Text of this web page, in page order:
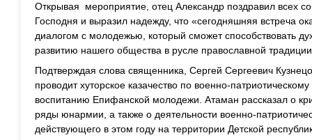
Открывая мероприятие, отец Александр поздравил всех
Господня и выразил надежду, что «сегодняшняя встреча
диалогом с молодежью, который сможет способствовать
развитию нашего общества в русле православной
Подтверждая слова священника, Сергей Сергеевич
проводит хуторское казачество по военно-
воспитанию Епифанской молодежи. Атаман рассказал о
ряды юнармии, а также о деятельности военно-
действующего в этом году на территории Детской